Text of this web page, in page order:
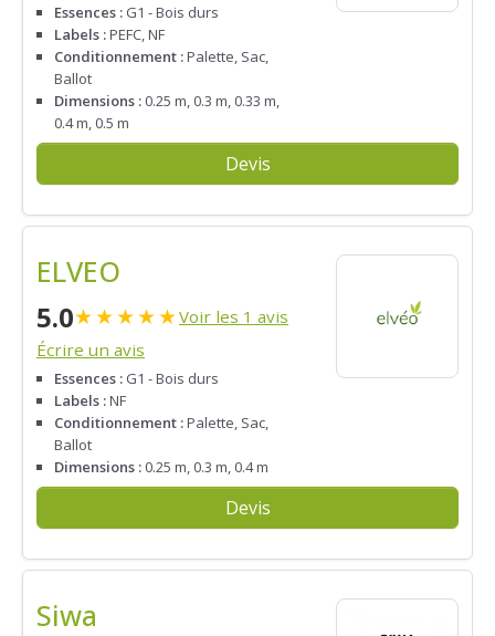
Essences : G1 - Bois durs
Labels :PEFC, NF
Conditionnement :Palette, Sac,
Ballot
Dimensions : 0.25 m, 0.3 m, 0.33 m,
0.4 m, 0.5 m
Devis
ELVEO
5.0★★★★★Voir les 1 avis
Écrire un avis
Essences : G1 - Bois durs
Labels :NF
Conditionnement :Palette, Sac,
Ballot
Dimensions : 0.25 m, 0.3 m, 0.4 m
Devis
Siwa